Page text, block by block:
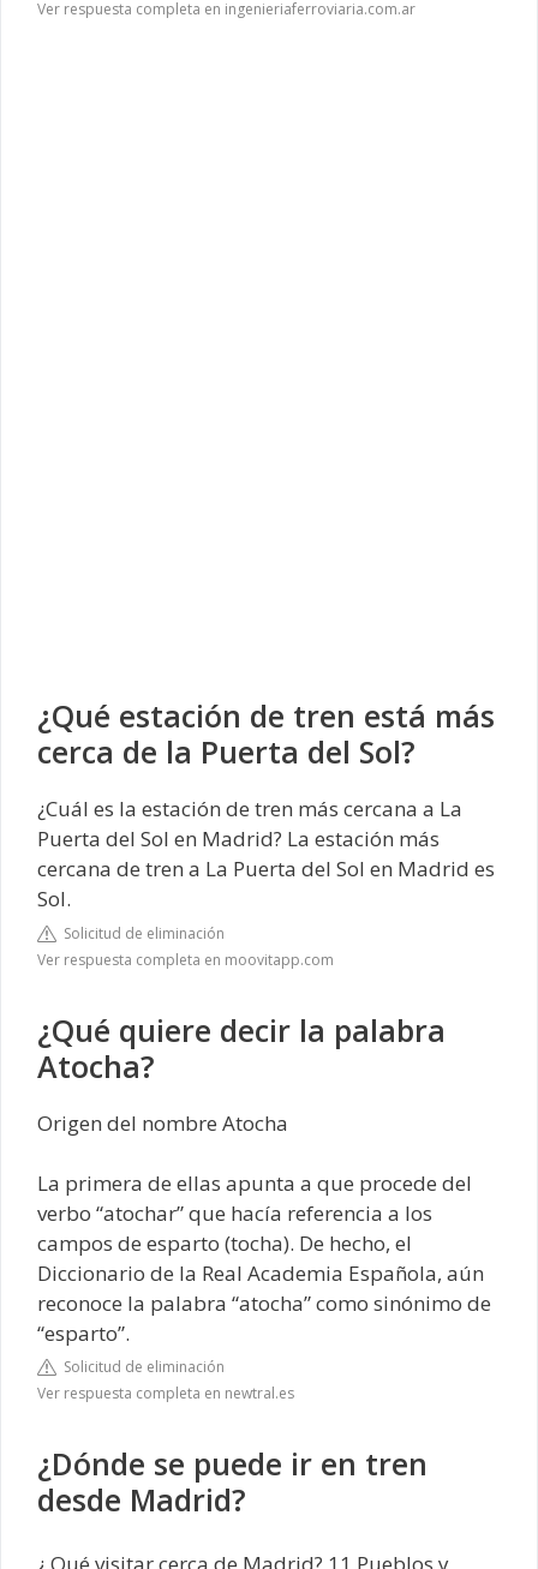
Ver respuesta completa en ingenieriaferroviaria.com.ar
¿Qué estación de tren está más
cerca de la Puerta del Sol?
¿Cuál es la estación de tren más cercana a La
Puerta del Sol en Madrid? La estación más
cercana de tren a La Puerta del Sol en Madrid es
Sol.
Solicitud de eliminación
Ver respuesta completa en moovitapp.com
¿Qué quiere decir la palabra
Atocha?
Origen del nombre Atocha
La primera de ellas apunta a que procede del
verbo “atochar” que hacía referencia a los
campos de esparto (tocha). De hecho, el
Diccionario de la Real Academia Española, aún
reconoce la palabra “atocha” como sinónimo de
“esparto”.
Solicitud de eliminación
Ver respuesta completa en newtral.es
¿Dónde se puede ir en tren
desde Madrid?
¿ Qué visitar cerca de Madrid? 11 Pueblos y